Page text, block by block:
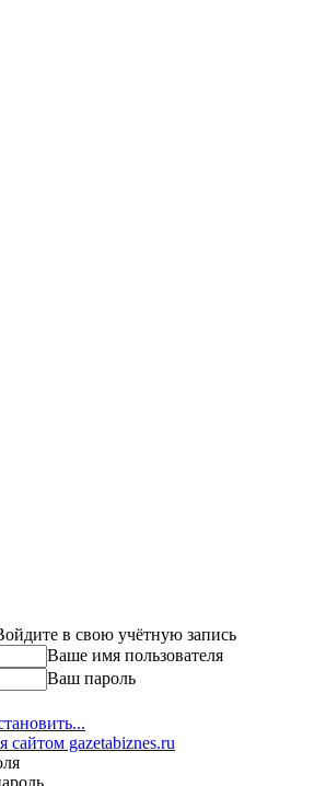
в свою учётную запись
Ваше имя пользователя
Ваш пароль
сайтом gazetabiznes.ru